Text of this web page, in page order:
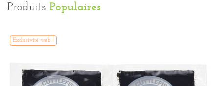
Produits Populaires
Exclusivité web !